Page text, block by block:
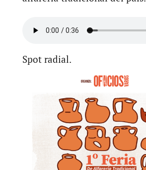
Spot radial.